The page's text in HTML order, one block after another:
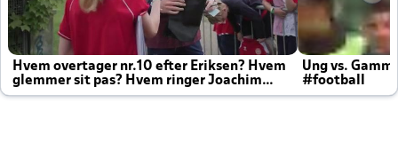
Hvem overtager nr.10 efter Eriksen? Hvem
glemmer sit pas? Hvem ringer Joachim
altid til efter kampe?
Ung vs.
#football